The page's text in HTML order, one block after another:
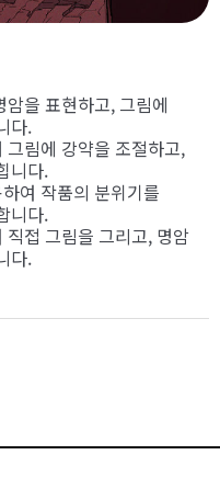
을 표현하고, 그림에
다.
림에 강약을 조절하고,
니다.
여 작품의 분위기를
니다.
접 그림을 그리고, 명암
다.